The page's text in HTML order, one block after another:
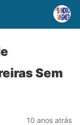
Sem
10 anos atrás